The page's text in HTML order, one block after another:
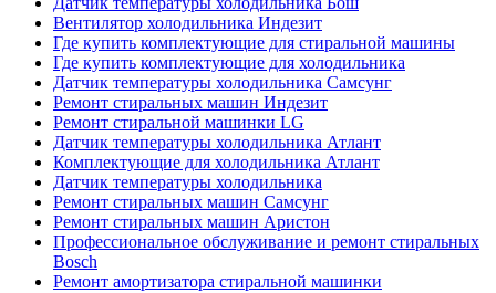
Вентилятор холодильника Индезит
Где купить комплектующие для стиральной машины
Где купить комплектующие для холодильника
Датчик температуры холодильника Самсунг
Ремонт стиральных машин Индезит
Ремонт стиральной машинки LG
Датчик температуры холодильника Атлант
Комплектующие для холодильника Атлант
Датчик температуры холодильника
Ремонт стиральных машин Самсунг
Ремонт стиральных машин Аристон
Профессиональное обслуживание и ремонт стиральных
Bosch
Ремонт амортизатора стиральной машинки